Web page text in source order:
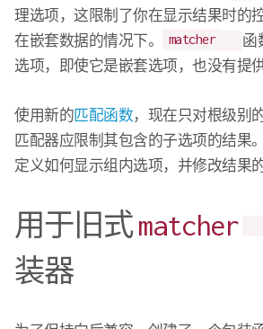
理选项，这限制了你在显示结果时的
在嵌套数据的情况下。
matcher
函
选项，即使它是嵌套选项，也没有提
使用新的匹配函数，现在只对根级别
匹配器应限制其包含的子选项的结果
定义如何显示组内选项，并修改结果
用于旧式matcher
装器